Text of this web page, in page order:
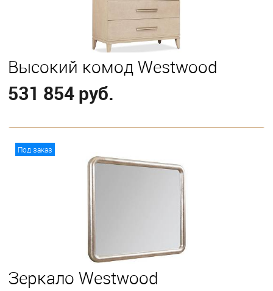
Высокий комод Westwood
531 854 руб.
Под заказ
Зеркало Westwood